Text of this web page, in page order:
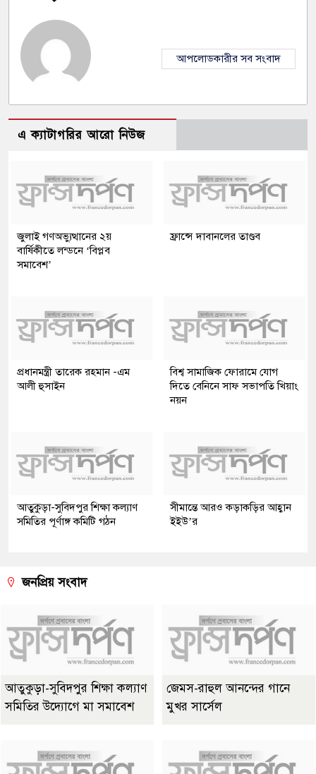
আপলোডকারীর সব সংবাদ
এ ক্যাটাগরির আরো নিউজ
জুলাই গণঅভ্যুত্থানের ২য়
বার্ষিকীতে লন্ডনে ‘বিপ্লব
সমাবেশ’
ফ্রান্সে দাবানলের তাণ্ডব
প্রধানমন্ত্রী তারেক রহমান -এম
আলী হুসাইন
বিশ্ব সামাজিক ফোরামে যোগ
দিতে বেনিনে সাফ সভাপতি খিয়াং
নয়ন
আতুকুড়া-সুবিদপুর শিক্ষা কল্যাণ
সমিতির পূর্ণাঙ্গ কমিটি গঠন
সীমান্তে আরও কড়াকড়ির আহ্বান
ইইউ’র
জনপ্রিয় সংবাদ
আতুকুড়া-সুবিদপুর শিক্ষা কল্যাণ
সমিতির উদ্যোগে মা সমাবেশ
জেমস-রাহুল আনন্দের গানে
মুখর সার্সেল